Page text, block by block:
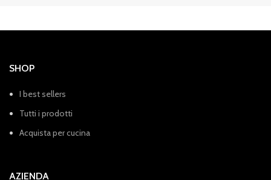
SHOP
I best sellers
Tutti i prodotti
Acquista per cucina
AZIENDA